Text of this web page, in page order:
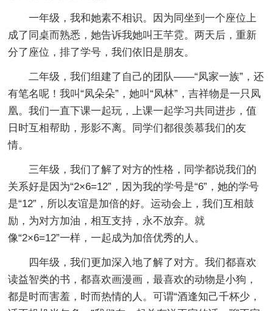
一年级，我和她素不相识。因为同坐到一个座位上
成了同桌而熟悉，她告诉我她叫王芊霓。两天后，重新
分了座位，排了学号，我们依旧是朋友。
二年级，我们组建了自己的团队——“凤家一族”，还
有笔名呢！我叫“凤朵朵”，她叫“凤林”，吉祥物是一只凤
凰。我们一直下课一起玩，上课一起学习共同进步，值
日时互相帮助，形影不离。同学们都很羡慕我们的友
情。
三年级，我们了解了对方的性格，同学都说我们的
关系好是因为“2×6=12”，因为我的学号是“6”，她的学号
是“12”，所以友谊是加倍的好。运动会上，我们互相鼓
励，为对方加油，相互支持，永不放弃。就
像“2×6=12”一样，一起成为加倍优秀的人。
四年级，我们更加深入地了解了对方。我们都喜欢
读益智类的书，都喜欢画漫画，最喜欢的动物是小狗，
都是时而害羞，时而热情的人。可谓“酒逢知己千杯少，